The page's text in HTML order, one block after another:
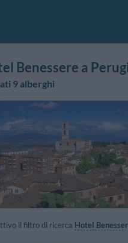
Benessere a
9 alberghi
il filtro di ricerca Hotel